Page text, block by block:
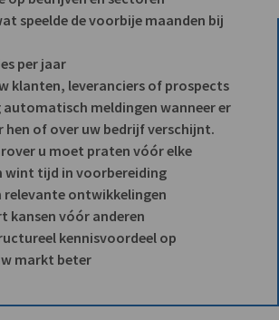
speelde de voorbije maanden bij
per jaar
klanten, leveranciers of prospects
meldingen wanneer er
hen of over uw bedrijf verschijnt.
u moet praten vóór elke
wint tijd in voorbereiding
relevante ontwikkelingen
kansen vóór anderen
kennisvoordeel op
markt beter